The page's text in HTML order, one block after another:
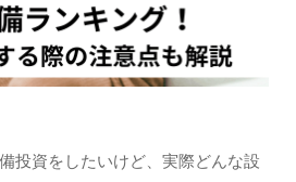
投資をしたいけど、実際どんな設